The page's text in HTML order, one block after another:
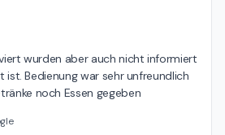
wurden aber auch nicht informiert
ist. Bedienung war sehr unfreundlich
noch Essen gegeben